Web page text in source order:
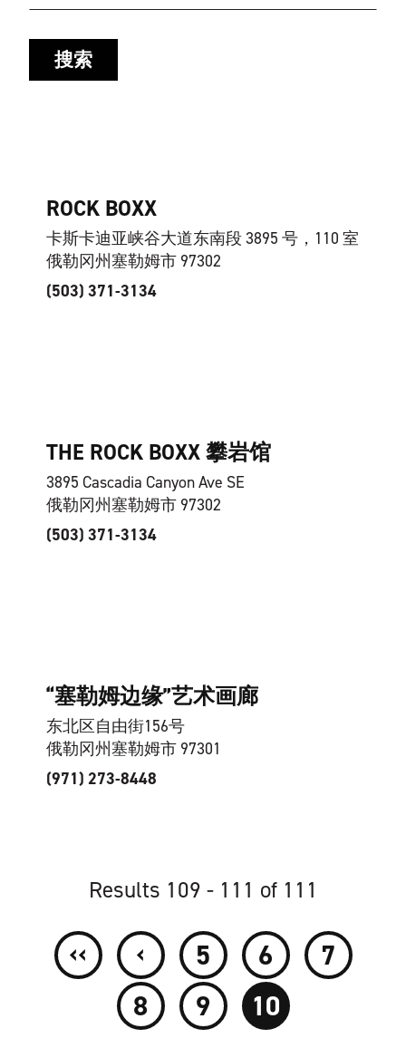
搜索
ROCK BOXX
卡斯卡迪亚峡谷大道东南段 3895 号，110 室
俄勒冈州塞勒姆市 97302
(503) 371-3134
THE ROCK BOXX 攀岩馆
3895 Cascadia Canyon Ave SE
俄勒冈州塞勒姆市 97302
(503) 371-3134
“塞勒姆边缘”艺术画廊
东北区自由街156号
俄勒冈州塞勒姆市 97301
(971) 273-8448
Results 109 - 111 of 111
‹‹ ‹ 5 6
7
8
9 10